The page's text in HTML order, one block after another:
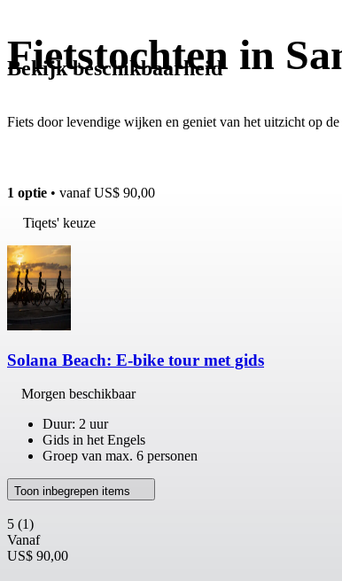
Fietstochten in
Fiets door levendige wijken en geniet van het uitzicht op
Bekijk beschikbaarheid
1 optie • vanafUS$ 90,00
Tiqets' keuze
Solana Beach: E-bike tour met gids
Morgen beschikbaar
Duur: 2 uur
Gids in het Engels
Groep van max. 6 personen
Toon inbegrepen items
5 (1)
Vanaf
US$ 90,00